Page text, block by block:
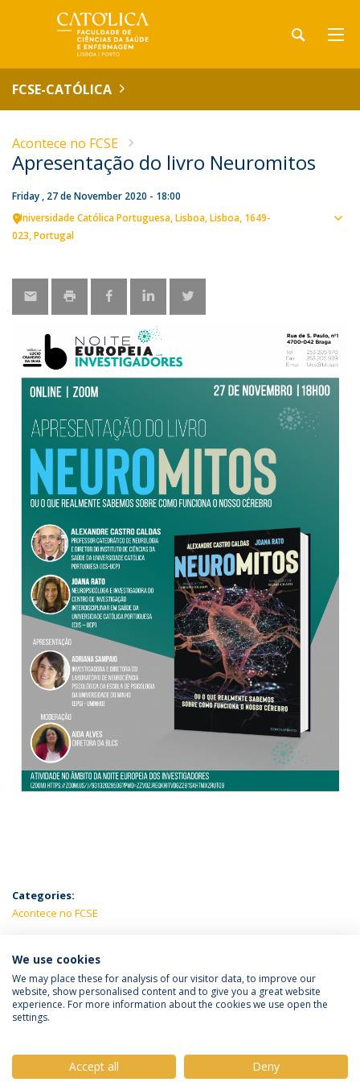
FCSE-CATÓLICA
Acontece no FCSE
Apresentação do livro Neuromitos
Friday , 27 de November 2020 - 18:00
Universidade Católica Portuguesa Lisboa Lisboa 1649-
023 Portugal
Categories:
Acontece no FCSE
LATEST NEWS
Política de Privacidade
Termos e Condições
We use cookies
We may place these for analysis of our visitor data, to improve our
website, show personalised content and to give you a great website
experience. For more information about the cookies we use open the
settings.
Accept all Deny